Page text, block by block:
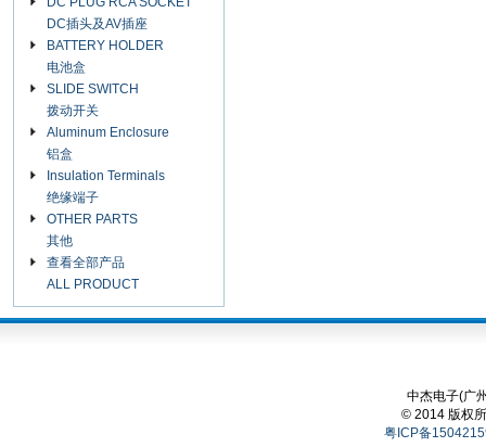
DC插头及AV插座
BATTERY HOLDER
电池盒
SLIDE SWITCH
拨动开关
Aluminum Enclosure
铝盒
Insulation Terminals
绝缘端子
OTHER PARTS
其他
查看全部产品
ALL PRODUCT
中杰电子(广
© 2014 版权
粤ICP备